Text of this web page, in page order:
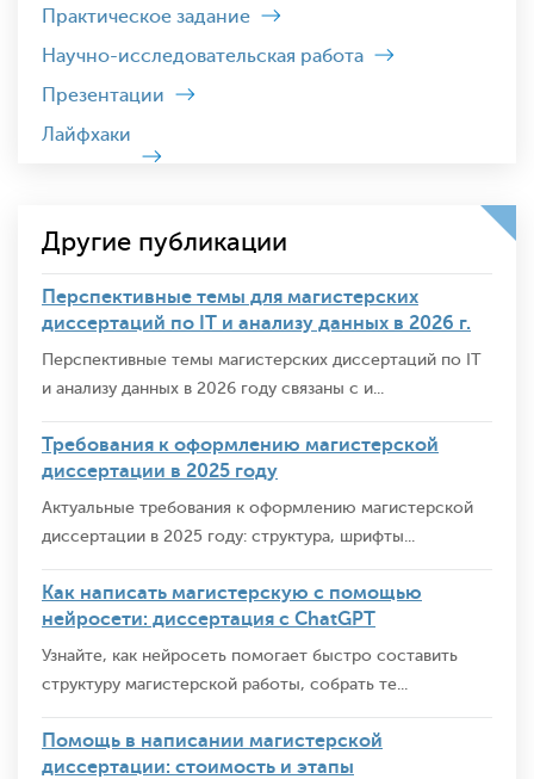
Практическое задание
Научно-исследовательская работа
Презентации
Лайфхаки
Другие публикации
Перспективные темы для магистерских
диссертаций по IT и анализу данных в 2026 г.
Перспективные темы магистерских диссертаций по IT
и анализу данных в 2026 году связаны с и...
Требования к оформлению магистерской
диссертации в 2025 году
Актуальные требования к оформлению магистерской
диссертации в 2025 году: структура, шрифты...
Как написать магистерскую с помощью
нейросети: диссертация с ChatGPT
Узнайте, как нейросеть помогает быстро составить
структуру магистерской работы, собрать те...
Помощь в написании магистерской
диссертации: стоимость и этапы